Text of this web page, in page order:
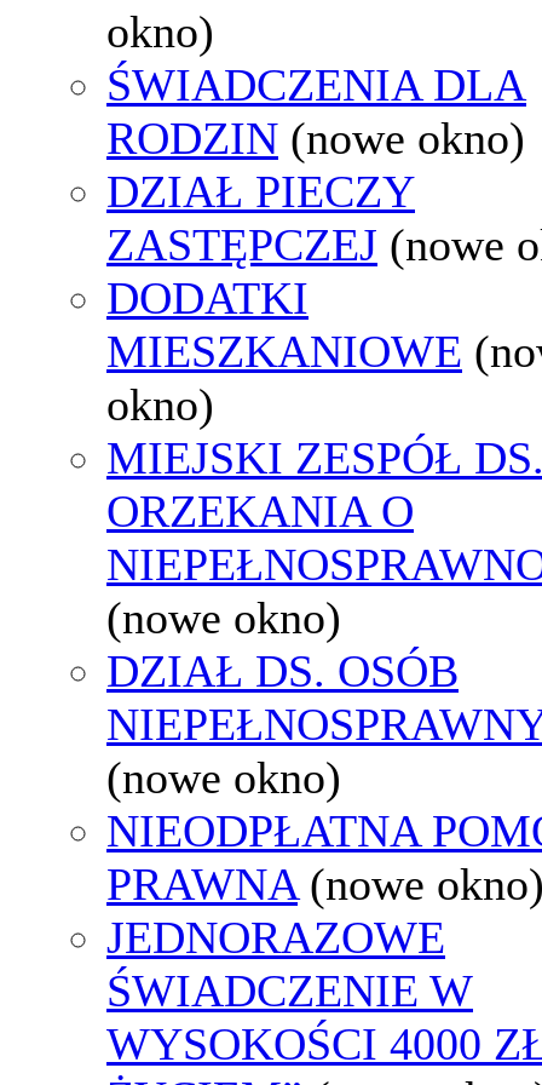
okno)
ŚWIADCZENIA DLA
RODZIN (nowe okno)
DZIAŁ PIECZY
ZASTĘPCZEJ (nowe
DODATKI
MIESZKANIOWE
okno)
MIEJSKI ZESPÓŁ
ORZEKANIA O
(nowe okno)
DZIAŁ DS. OSÓB
(nowe okno)
NIEODPŁATNA
PRAWNA (nowe
JEDNORAZOWE
ŚWIADCZENIE W
WYSOKOŚCI 4000